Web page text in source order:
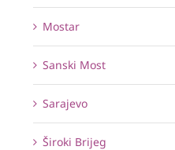
Mostar
Sanski Most
Sarajevo
Široki Brijeg